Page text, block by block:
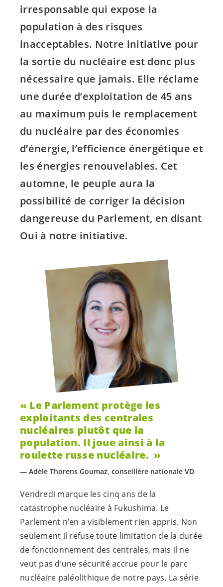
irresponsable qui expose la
population à des risques
inacceptables. Notre initiative pour
la sortie du nucléaire est donc plus
nécessaire que jamais. Elle réclame
une durée d’exploitation de 45 ans
au maximum puis le remplacement
du nucléaire par des économies
d’énergie, l’efficience énergétique et
les énergies renouvelables. Cet
automne, le peuple aura la
possibilité de corriger la décision
dangereuse du Parlement, en disant
Oui à notre initiative.
Le Parlement protège les
exploitants des centrales
nucléaires plutôt que la
population. Il joue ainsi à la
roulette russe nucléaire.
Adèle Thorens Goumaz, conseillère nationale VD
Vendredi marque les cinq ans de la
catastrophe nucléaire à Fukushima. Le
Parlement n’en a visiblement rien appris. Non
seulement il refuse toute limitation de la durée
de fonctionnement des centrales, mais il ne
veut pas d’une sécurité accrue pour le parc
nucléaire paléolithique de notre pays. La série